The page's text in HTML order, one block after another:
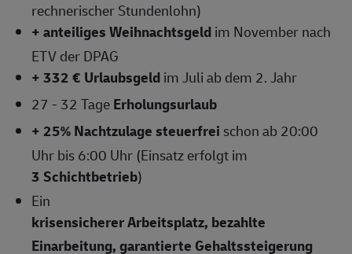
rechnerischer Stundenlohn)
+ anteiliges Weihnachtsgeldim Novembernach
ETV der DPAG
+ 332 € Urlaubsgeldim Juli ab dem 2. Jahr
27 - 32 TageErholungsurlaub
+ 25% Nachtzulage steuerfrei schon ab 20:00
Uhr bis 6:00 Uhr (Einsatz erfolgt im
3 Schichtbetrieb)
Ein
krisensicherer Arbeitsplatz, bezahlte
Einarbeitung, garantierte Gehaltssteigerung